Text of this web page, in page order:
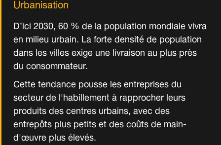
D’ici 2030, 60 % de la population mondiale vivra
en milieu urbain. La forte densité de population
dans les villes exige une livraison au plus près
du consommateur.
Cette tendance pousse les entreprises du
secteur de l'habillement à rapprocher leurs
produits des centres urbains, avec des
entrepôts plus petits et des coûts de main-
d'œuvre plus élevés.